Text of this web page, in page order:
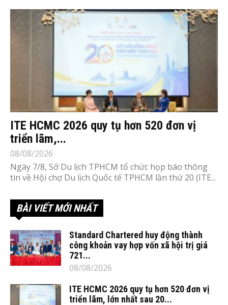
ITE HCMC 2026 quy tụ hơn 520 đơn vị
triển lãm,...
08/08/2026
Ngày 7/8, Sở Du lịch TPHCM tổ chức họp báo thông
tin về Hội chợ Du lịch Quốc tế TPHCM lần thứ 20 (ITE...
BÀI VIẾT MỚI NHẤT
Standard Chartered huy động thành
công khoản vay hợp vốn xã hội trị giá
721...
08/08/2026
ITE HCMC 2026 quy tụ hơn 520 đơn vị
triển lãm, lớn nhất sau 20...